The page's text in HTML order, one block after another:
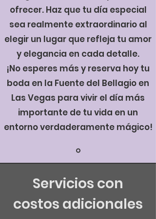
ofrecer. Haz que tu día especial
sea realmente extraordinario al
elegir un lugar que refleja tu amor
y elegancia en cada detalle.
¡No esperes más y reserva hoy tu
boda en la Fuente del Bellagio en
Las Vegas para vivir el día más
importante de tu vida en un
entorno verdaderamente mágico!
Servicios con
costos adicionales